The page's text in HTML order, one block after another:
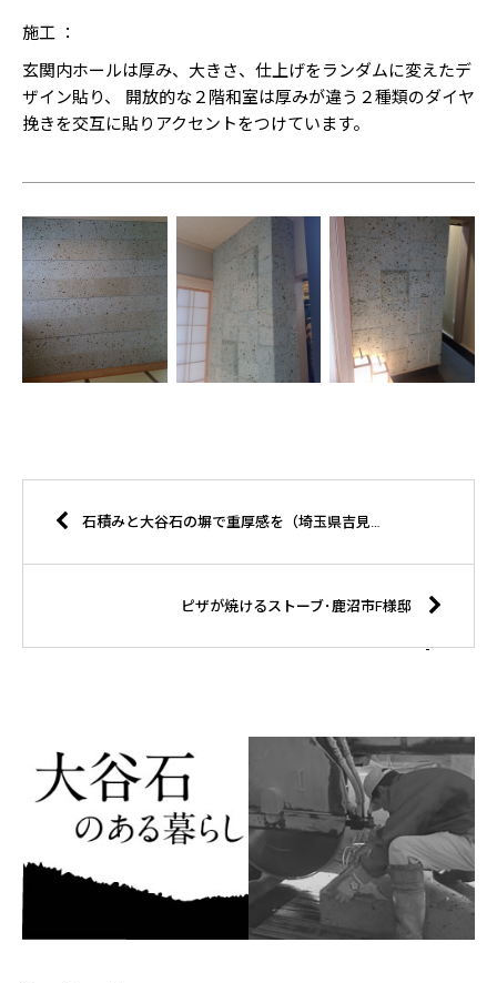
施工 ：
玄関内ホールは厚み、大きさ、仕上げをランダムに変えたデ
ザイン貼り、 開放的な２階和室は厚みが違う２種類のダイヤ
挽きを交互に貼りアクセントをつけています。
石積みと大谷石の塀で重厚感を（埼玉県吉見町S様邸）
ピザが焼けるストーブ･鹿沼市F様邸